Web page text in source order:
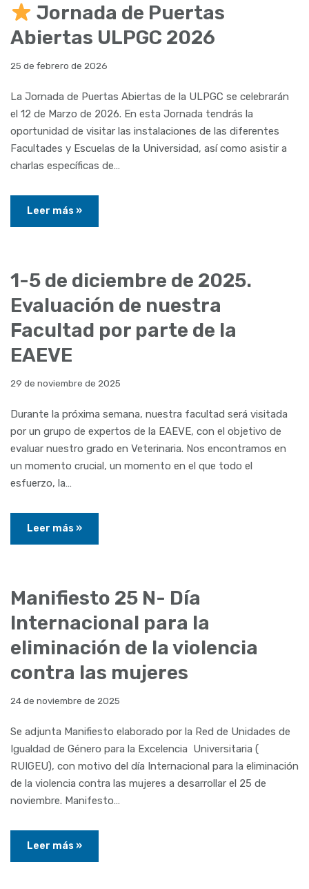
Jornada de Puertas
Abiertas ULPGC 2026
25 de febrero de 2026
La Jornada de Puertas Abiertas de la ULPGC se celebrarán
el 12 de Marzo de 2026. En esta Jornada tendrás la
oportunidad de visitar las instalaciones de las diferentes
Facultades y Escuelas de la Universidad, así como asistir a
charlas específicas de…
Leer más »
1-5 de diciembre de 2025.
Evaluación de nuestra
Facultad por parte de la
EAEVE
29 de noviembre de 2025
Durante la próxima semana, nuestra facultad será visitada
por un grupo de expertos de la EAEVE, con el objetivo de
evaluar nuestro grado en Veterinaria. Nos encontramos en
un momento crucial, un momento en el que todo el
esfuerzo, la…
Leer más »
Manifiesto 25 N- Día
Internacional para la
eliminación de la violencia
contra las mujeres
24 de noviembre de 2025
Se adjunta Manifiesto elaborado por la Red de Unidades de
Igualdad de Género para la Excelencia Universitaria (
RUIGEU), con motivo del día Internacional para la eliminación
de la violencia contra las mujeres a desarrollar el 25 de
noviembre. Manifesto…
Leer más »